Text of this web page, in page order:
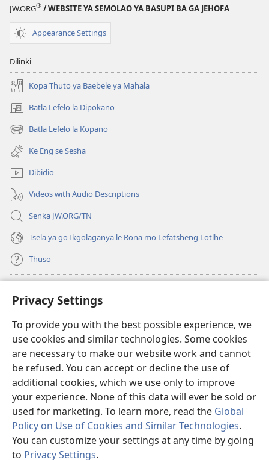
Privacy Settings
To provide you with the best possible experience, we
use cookies and similar technologies. Some cookies
are necessary to make our website work and cannot
be refused. You can accept or decline the use of
additional cookies, which we use only to improve
your experience. None of this data will ever be sold or
used for marketing. To learn more, read the Global
Policy on Use of Cookies and Similar Technologies.
You can customize your settings at any time by going
to Privacy Settings.
Botho
le
JW.ORG® / WEBSITE YA SEMOLAO YA BASUPI BA GA JEHOFA
Appearance Settings
Dilinki
Kopa Thuto ya Baebele ya Mahala
Batla Lefelo la Dipokano
(e
bula
tsebe
nngwe)
Batla Lefelo la Kopano
(e
bula
tsebe
e
nngwe)
Ke Eng se Sesha
Dibidio
Videos with Audio Descriptions
Senka JW.ORG/TN
Tsela ya go Ikgolaganya le Rona mo Lefatsheng Lotlhe
Thuso
(e
bula
nngwe)
LAEBORARI YA MO INTERNET
(e
bula
tsebe
e
nngwe)
JW Hub
(e
bula
tsebe
e
nngwe)
App ya JW Library
Copyright© 2026 Watch Tower Bible and Tract Society of Pennsylvania.
MELAWANA YA TIRISO|